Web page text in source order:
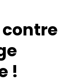
contre
!